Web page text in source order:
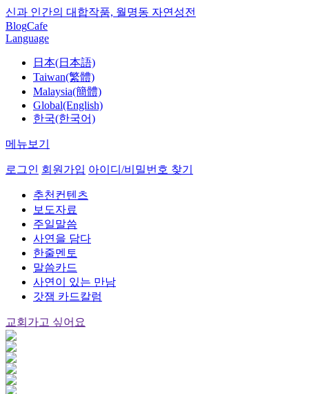
신과 인간의 대합작품, 월명동 자연성전
BlogCafe
Language
日本(日本語)
Taiwan(繁體)
Malaysia(簡體)
Global(English)
한국(한국어)
메뉴보기
로그인 회원가입 아이디/비밀번호 찾기
추천컨텐츠
보도자료
주일말씀
사연을 담다
한줄멘토
말씀카드
사연이 있는 만남
갓잼 카드칼럼
교회가고 싶어요